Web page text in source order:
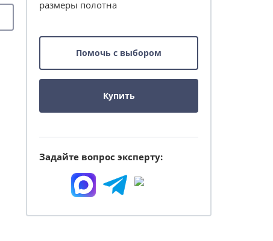
размеры полотна
Помочь с выбором
Купить
Задайте вопрос эксперту: